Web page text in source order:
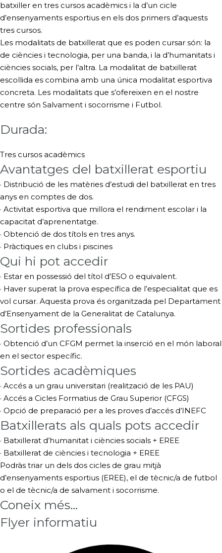
batxiller en tres cursos acadèmics i la d’un cicle
d’ensenyaments esportius en els dos primers d’aquests
tres cursos.
Les modalitats de batxillerat que es poden cursar són: la
de ciències i tecnologia, per una banda, i la d’humanitats i
ciències socials, per l’altra. La modalitat de batxillerat
escollida es combina amb una única modalitat esportiva
concreta. Les modalitats que s’ofereixen en el nostre
centre són Salvament i socorrisme i Futbol.
Durada:
Tres cursos acadèmics
Avantatges del batxillerat esportiu
· Distribució de les matèries d’estudi del batxillerat en tres
anys en comptes de dos.
· Activitat esportiva que millora el rendiment escolar i la
capacitat d’aprenentatge.
· Obtenció de dos títols en tres anys.
· Pràctiques en clubs i piscines
Qui hi pot accedir
· Estar en possessió del títol d’ESO o equivalent.
· Haver superat la prova específica de l’especialitat que es
vol cursar. Aquesta prova és organitzada pel Departament
d’Ensenyament de la Generalitat de Catalunya.
Sortides professionals
· Obtenció d’un CFGM permet la inserció en el món laboral
en el sector específic.
Sortides acadèmiques
· Accés a un grau universitari (realització de les PAU)
· Accés a Cicles Formatius de Grau Superior (CFGS)
· Opció de preparació per a les proves d’accés d’INEFC
Batxillerats als quals pots accedir
· Batxillerat d’humanitat i ciències socials + EREE
· Batxillerat de ciències i tecnologia + EREE
Podràs triar un dels dos cicles de grau mitjà
d’ensenyaments esportius (EREE), el de tècnic/a de futbol
o el de tècnic/a de salvament i socorrisme.
Coneix més...
Flyer informatiu